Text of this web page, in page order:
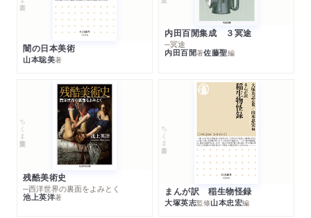
闇の日本美術
山本聡美著
内田百閒集成 ３冥途
─冥途
内田百閒著佐藤聖編
ちくま学芸文庫
残酷美術史
─西洋世界の裏面をよみとく
池上英洋著
ちくま新書
まんが訳 稲生物怪録
大塚英志監修山本忠宏編